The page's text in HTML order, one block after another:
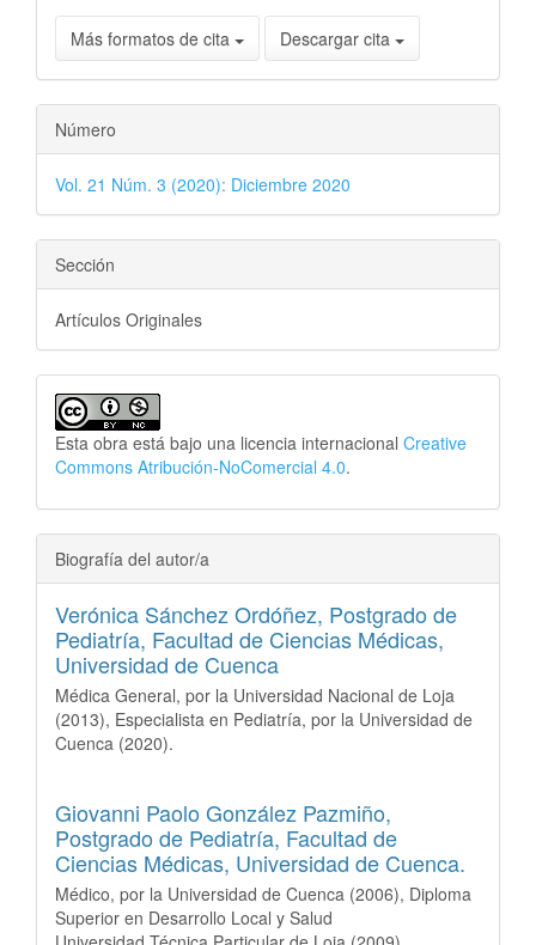
Más formatos de cita Descargar cita
Número
Vol. 21 Núm. 3 (2020): Diciembre 2020
Sección
Artículos Originales
Esta obra está bajo una licencia internacional Creative
Commons Atribución-NoComercial 4.0.
Biografía del autor/a
Verónica Sánchez Ordóñez, Postgrado de
Pediatría, Facultad de Ciencias Médicas,
Universidad de Cuenca
Médica General, por la Universidad Nacional de Loja
(2013), Especialista en Pediatría, por la Universidad de
Cuenca (2020).
Giovanni Paolo González Pazmiño,
Postgrado de Pediatría, Facultad de
Ciencias Médicas, Universidad de Cuenca.
Médico, por la Universidad de Cuenca (2006), Diploma
Superior en Desarrollo Local y Salud